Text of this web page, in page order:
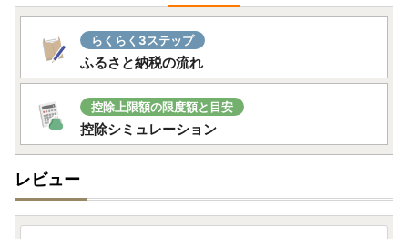
らくらく3ステップ
ふるさと納税の流れ
控除上限額の限度額と目安
控除シミュレーション
レビュー